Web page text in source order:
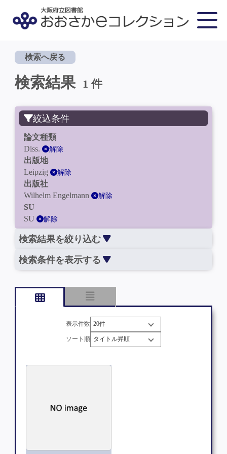
検索へ戻る
検索結果 1 件
絞込条件
論文種類
Diss.
解除
出版地
Leipzig
解除
出版社
Wilhelm Engelmann
解除
SU
SU
解除
検索結果を絞り込む
検索条件を表示する
表示件数
ソート順